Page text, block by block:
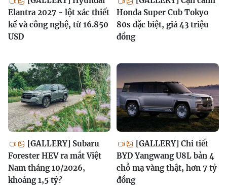
Elantra 2027 - lột xác thiết
kế và công nghệ, từ 16.850
USD
Honda Super Cub Tokyo
80s đặc biệt, giá 43 triệu
đồng
[GALLERY] Subaru
Forester HEV ra mắt Việt
Nam tháng 10/2026,
khoảng 1,5 tỷ?
[GALLERY] Chi tiết
BYD Yangwang U8L bản 4
chỗ mạ vàng thật, hơn 7 tỷ
đồng